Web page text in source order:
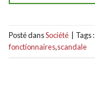
Posté dansSociété Tags :
fonctionnaires,scandale